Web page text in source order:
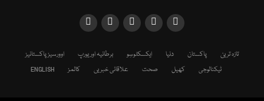
تازہ ترین پاکستان دنیا ایکسکلوسِو برطانیہ اور یورپ
اوورسیز پاکستانیز
ٹیکنالوجی
کھیل صحت علاقائی خبریں کالمز ENGLISH